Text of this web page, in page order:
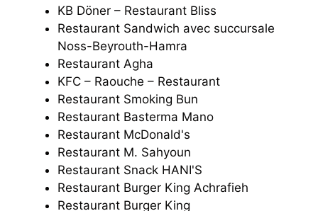
KB Döner – Restaurant Bliss
Restaurant Sandwich avec succursale
Noss-Beyrouth-Hamra
Restaurant Agha
KFC – Raouche – Restaurant
Restaurant Smoking Bun
Restaurant Basterma Mano
Restaurant McDonald's
Restaurant M. Sahyoun
Restaurant Snack HANI'S
Restaurant Burger King Achrafieh
Restaurant Burger King